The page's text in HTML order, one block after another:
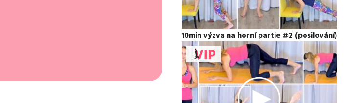
10min výzva na horní partie #2 (posilování)